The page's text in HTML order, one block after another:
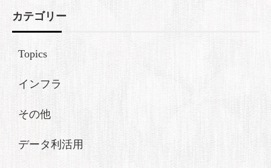
カテゴリー
Topics
インフラ
その他
データ利活用